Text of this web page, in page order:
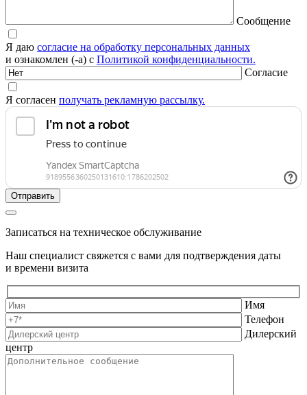
Сообщение
Я даю согласие на обработку персональных данных
и ознакомлен (-а) с Политикой конфиденциальности.
Согласие
Я согласен получать рекламную рассылку.
Записаться на техническое обслуживание
Наш специалист свяжется с вами для подтверждения даты
и времени визита
Имя
Телефон
Дилерский
центр